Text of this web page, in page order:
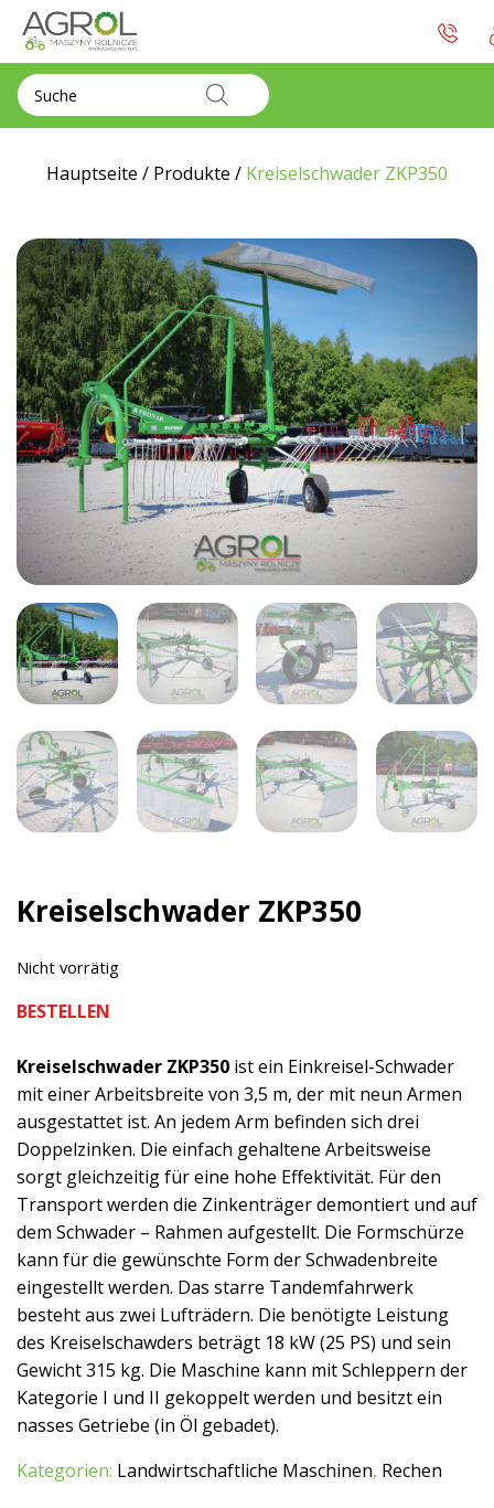
Products
search
Hauptseite / Produkte / Kreiselschwader ZKP350
Kreiselschwader ZKP350
Nicht vorrätig
BESTELLEN
Kreiselschwader ZKP350 ist ein Einkreisel-Schwader
mit einer Arbeitsbreite von 3,5 m, der mit neun Armen
ausgestattet ist. An jedem Arm befinden sich drei
Doppelzinken. Die einfach gehaltene Arbeitsweise
sorgt gleichzeitig für eine hohe Effektivität. Für den
Transport werden die Zinkenträger demontiert und auf
dem Schwader – Rahmen aufgestellt. Die Formschürze
kann für die gewünschte Form der Schwadenbreite
eingestellt werden. Das starre Tandemfahrwerk
besteht aus zwei Lufträdern. Die benötigte Leistung
des Kreiselschawders beträgt 18 kW (25 PS) und sein
Gewicht 315 kg. Die Maschine kann mit Schleppern der
Kategorie I und II gekoppelt werden und besitzt ein
nasses Getriebe (in Öl gebadet).
Kategorien: Landwirtschaftliche Maschinen, Rechen